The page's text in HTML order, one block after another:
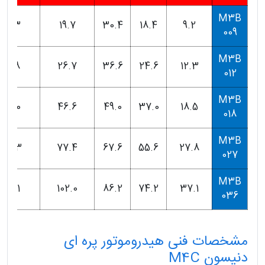
M3B
009
9.2
18.4
30.4
19.7
4.3
M3B
012
12.3
24.6
36.6
26.7
5.8
M3B
018
18.5
37.0
49.0
46.6
10.0
M3B
027
27.8
55.6
67.6
77.4
16.3
M3B
036
37.1
74.2
86.2
102.0
21.1
مشخصات فنی هیدروموتور پره ای
دنیسون M4C